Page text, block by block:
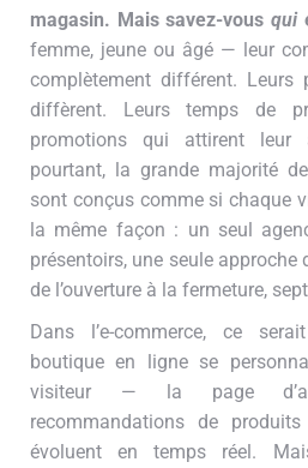
magasin. Mais savez-vous qui
femme, jeune ou âgé — leur
complètement différent. Leurs
diffèrent. Leurs temps de
promotions qui attirent leur
pourtant, la grande majorité
sont conçus comme si chaque
la même façon : un seul
présentoirs, une seule approche
de l’ouverture à la fermeture,
Dans l’e-commerce, ce
boutique en ligne se
visiteur — la page
recommandations de
évoluent en temps réel.